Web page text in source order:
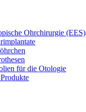
Ohrchirurgie (EES)
für die Otologie